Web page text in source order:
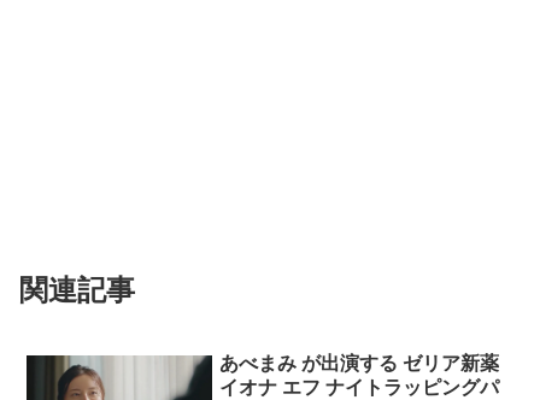
関連記事
あべまみ が出演する ゼリア新薬
イオナ エフ ナイトラッピングパ